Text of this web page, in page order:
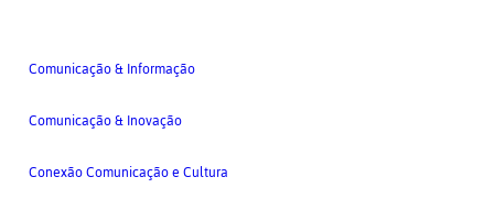
Comunicação & Informação
Comunicação & Inovação
Conexão Comunicação e Cultura